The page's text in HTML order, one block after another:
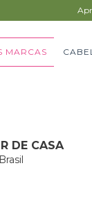
MARCAS
DE CASA